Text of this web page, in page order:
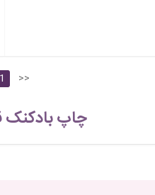
1 >>
چاپ بادکنک